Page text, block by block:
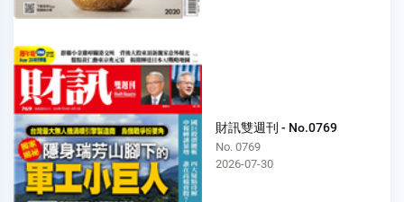
財訊雙週刊 - No.0769
No. 0769
2026-07-30